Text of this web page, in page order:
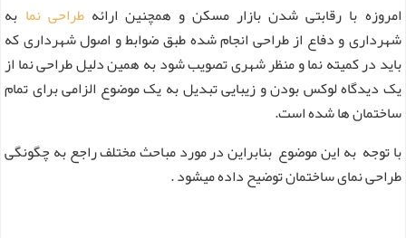
امروزه با رقابتی شدن بازار مسکن و همچنین ارائهطراحی نما به
شهرداری و دفاع از طراحی انجام شده طبق ضوابط و اصول شهرداری که
باید در کمیته نما و منظر شهری تصویب شود به همین دلیل طراحی نما از
یک دیدگاه لوکس بودن و زیبایی تبدیل به یک موضوع الزامی برای تمام
ساختمان ها شده است.
با توجه به این موضوع بنابراین در مورد مباحث مختلف راجع به چگونگی
طراحی نمای ساختمان توضیح داده میشود .